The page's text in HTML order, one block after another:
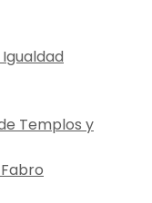
Templos y